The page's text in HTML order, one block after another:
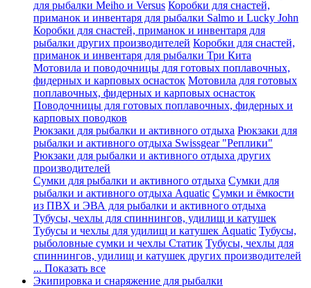
для рыбалки Meiho и Versus Коробки для снастей,
приманок и инвентаря для рыбалки Salmo и Lucky John
Коробки для снастей, приманок и инвентаря для
рыбалки других производителей Коробки для снастей,
приманок и инвентаря для рыбалки Три Кита
Мотовила и поводочницы для готовых поплавочных,
фидерных и карповых оснасток Мотовила для готовых
поплавочных, фидерных и карповых оснасток
Поводочницы для готовых поплавочных, фидерных и
карповых поводков
Рюкзаки для рыбалки и активного отдыха Рюкзаки для
рыбалки и активного отдыха Swissgear "Реплики"
Рюкзаки для рыбалки и активного отдыха других
производителей
Сумки для рыбалки и активного отдыха Сумки для
рыбалки и активного отдыха Aquatic Сумки и ёмкости
из ПВХ и ЭВА для рыбалки и активного отдыха
Тубусы, чехлы для спиннингов, удилищ и катушек
Тубусы и чехлы для удилищ и катушек Aquatic Тубусы,
рыболовные сумки и чехлы Статик Тубусы, чехлы для
спиннингов, удилищ и катушек других производителей
... Показать все
Экипировка и снаряжение для рыбалки